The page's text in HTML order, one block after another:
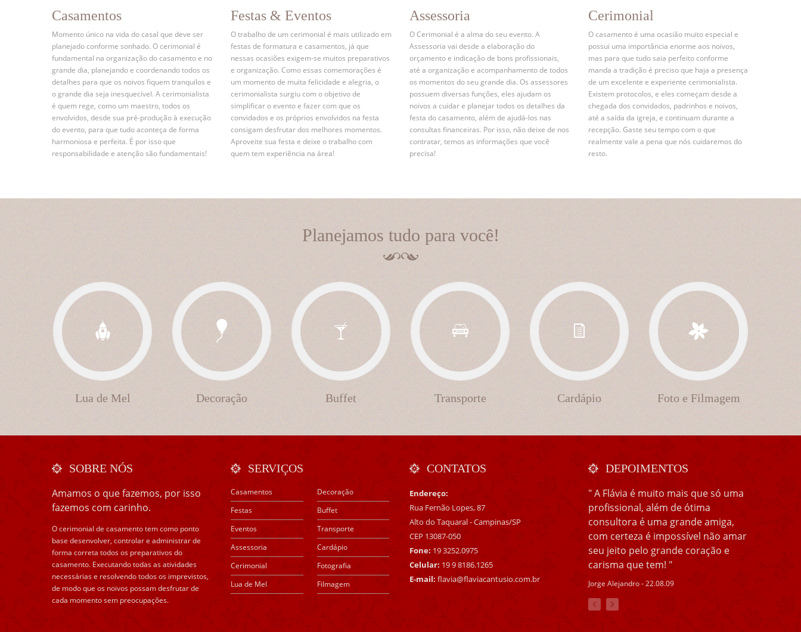
Casamentos
Momento único na vida do casal que deve ser
planejado conforme sonhado. O cerimonial é
fundamental na organização do casamento e no
grande dia, planejando e coordenando todos os
detalhes para que os noivos fiquem tranquilos e
o grande dia seja inesquecível. A cerimonialista
é quem rege, como um maestro, todos os
envolvidos, desde sua pré-produção à execução
do evento, para que tudo aconteça de forma
harmoniosa e perfeita. É por isso que
responsabilidade e atenção são fundamentais!
Festas & Eventos
O trabalho de um cerimonial é mais utilizado em
festas de formatura e casamentos, já que
nessas ocasiões exigem-se muitos preparativos
e organização. Como essas comemorações é
um momento de muita felicidade e alegria, o
cerimonialista surgiu com o objetivo de
simplificar o evento e fazer com que os
convidados e os próprios envolvidos na festa
consigam desfrutar dos melhores momentos.
Aproveite sua festa e deixe o trabalho com
quem tem experiência na área!
Assessoria
O Cerimonial é a alma do seu evento. A
Assessoria vai desde a elaboração do
orçamento e indicação de bons profissionais,
até a organização e acompanhamento de todos
os momentos do seu grande dia. Os assessores
possuem diversas funções, eles ajudam os
noivos a cuidar e planejar todos os detalhes da
festa do casamento, além de ajudá-los nas
consultas financeiras. Por isso, não deixe de nos
contratar, temos as informações que você
precisa!
Cerimonial
O casamento é uma ocasião muito especial e
possui uma importância enorme aos noivos,
mas para que tudo saia perfeito conforme
manda a tradição é preciso que haja a presença
de um excelente e experiente cerimonialista.
Existem protocolos, e eles começam desde a
chegada dos convidados, padrinhos e noivos,
até a saída da igreja, e continuam durante a
recepção. Gaste seu tempo com o que
realmente vale a pena que nós cuidaremos do
resto.
Planejamos tudo para você!
Lua de Mel Decoração Buffet Transporte Cardápio Foto e Filmagem
SOBRE NÓS
Amamos o que fazemos, por isso
fazemos com carinho.
O cerimonial de casamento tem como ponto
base desenvolver, controlar e administrar de
forma correta todos os preparativos do
casamento. Executando todas as atividades
necessárias e resolvendo todos os imprevistos,
de modo que os noivos possam desfrutar de
cada momento sem preocupações.
SERVIÇOS
Casamentos
Festas
Eventos
Assessoria
Cerimonial
Lua de Mel
Decoração
Buffet
Transporte
Cardápio
Fotografia
Filmagem
CONTATOS
Endereço:
Rua Fernão Lopes, 87
Alto do Taquaral - Campinas/SP
CEP 13087-050
Fone: 19 3252.0975
Celular: 19 9 8186.1265
E-mail: flavia@flaviacantusio.com.br
DEPOIMENTOS
" A Flávia é muito mais que só uma
profissional, além de ótima
consultora é uma grande amiga,
com certeza é impossível não amar
seu jeito pelo grande coração e
carisma que tem! "
Jorge Alejandro - 22.08.09